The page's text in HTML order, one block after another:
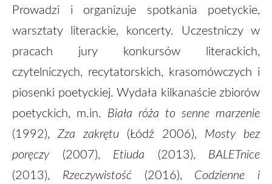
Prowadzi i organizuje spotkania poetyckie,
warsztaty literackie, koncerty. Uczestniczy w
pracach jury konkursów literackich,
czytelniczych, recytatorskich, krasomówczych i
piosenki poetyckiej. Wydała kilkanaście zbiorów
poetyckich, m.in. Biała róża to senne marzenie
(1992), Zza zakrętu (Łódź 2006), Mosty bez
poręczy(2007), Etiuda (2013), BALETnice
(2013), Rzeczywistość(2016), Codzienne i